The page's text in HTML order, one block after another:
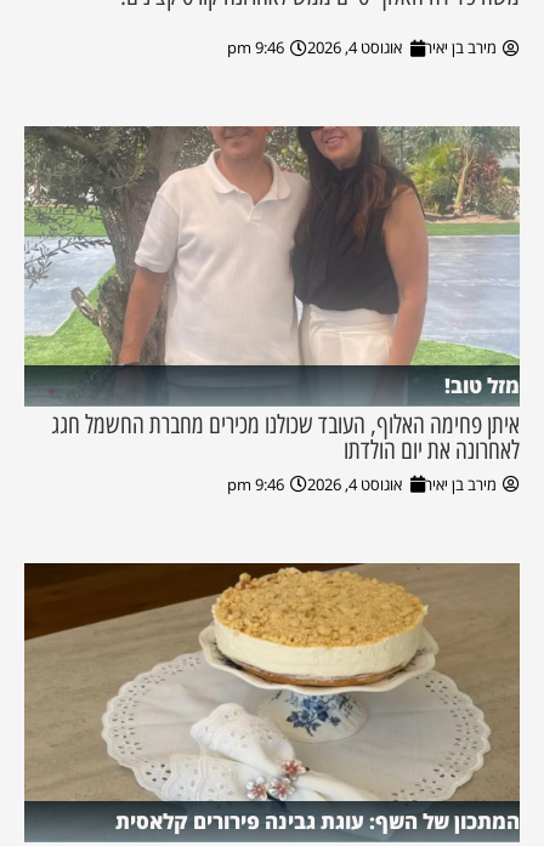
מירב בן יאיר אוגוסט 4, 2026 9:46 pm
מזל טוב!
איתן פחימה האלוף, העובד שכולנו מכירים מחברת החשמל חגג
לאחרונה את יום הולדתו
מירב בן יאיר אוגוסט 4, 2026 9:46 pm
המתכון של השף: עוגת גבינה פירורים קלאסית